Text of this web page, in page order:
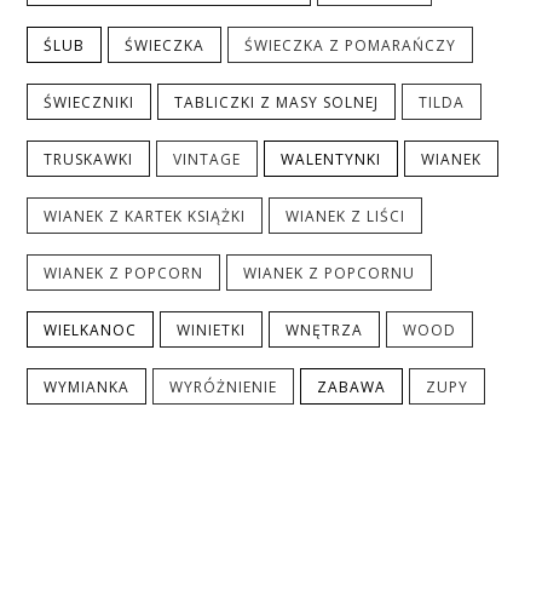
ŚLUB ŚWIECZKA ŚWIECZKA Z POMARAŃCZY
ŚWIECZNIKI TABLICZKI Z MASY SOLNEJ TILDA
TRUSKAWKI VINTAGE WALENTYNKI WIANEK
WIANEK Z KARTEK KSIĄŻKI WIANEK Z LIŚCI
WIANEK Z POPCORN WIANEK Z POPCORNU
WIELKANOC WINIETKI WNĘTRZA WOOD
WYMIANKA WYRÓŻNIENIE ZABAWA ZUPY